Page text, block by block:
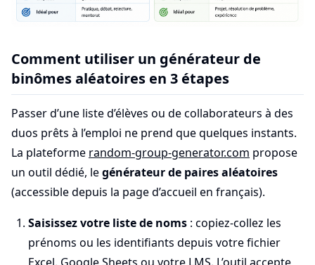
Comment utiliser un générateur de
binômes aléatoires en 3 étapes
Passer d’une liste d’élèves ou de collaborateurs à des
duos prêts à l’emploi ne prend que quelques instants.
La plateforme random-group-generator.com propose
un outil dédié, legénérateur de paires aléatoires
(accessible depuis la page d’accueil en français).
Saisissez votre liste de noms : copiez-collez les
prénoms ou les identifiants depuis votre fichier